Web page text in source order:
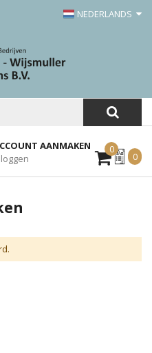
NEDERLANDS
AANMAKEN
0Mijn
Offerte
0